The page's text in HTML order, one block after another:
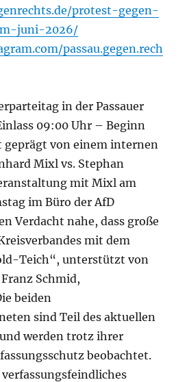
protest-gegen-
juni-2026/
passau.gegen.rech
in der Passauer
09:00 Uhr – Beginn
geprägt von einem internen
Mixl vs. Stephan
mit Mixl am
im Büro der AfD
Verdacht nahe, dass große
mit dem
Teich“, unterstützt von
Schmid,
beiden
sind Teil des aktuellen
werden trotz ihrer
beobachtet.